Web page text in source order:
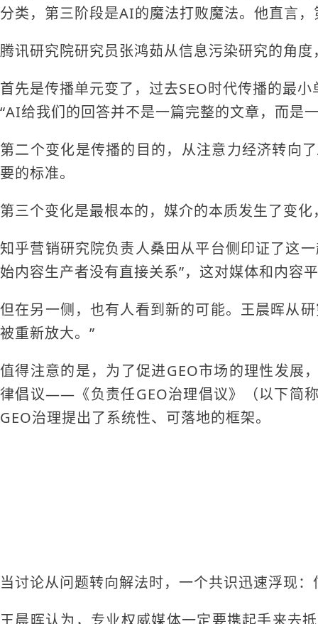
分类，第三阶段是AI的魔法打败魔法。他直言
腾讯研究院研究员张鸿茹从信息污染研究的角
首先是传播单元变了，过去SEO时代传播的最
“AI给我们的回答并不是一篇完整的文章，而是
第二个变化是传播的目的，从注意力经济转向
要的标准。
第三个变化是最根本的，媒介的本质发生了变
知乎营销研究院负责人桑田从平台侧印证了这
始内容生产者没有直接关系”，这对媒体和内容
但在另一侧，也有人看到新的可能。王晨晖从
被重新放大。”
值得注意的是，为了促进GEO市场的理性发展
律倡议——《负责任GEO治理倡议》（以下简
GEO治理提出了系统性、可落地的框架。
当讨论从问题转向解法时，一个共识迅速浮现
王晨晖认为，专业权威媒体一定要携起手来去